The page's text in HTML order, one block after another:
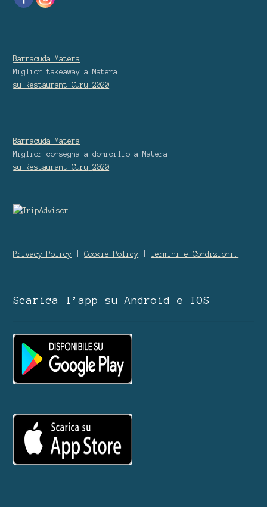
Barracuda Matera
Miglior takeaway a Matera
su Restaurant Guru
2020
Barracuda Matera
Miglior consegna a domicilio a Matera
su Restaurant Guru
2020
Privacy Policy |Cookie Policy |Termini e Condizioni.
Scarica l’app su Android e IOS